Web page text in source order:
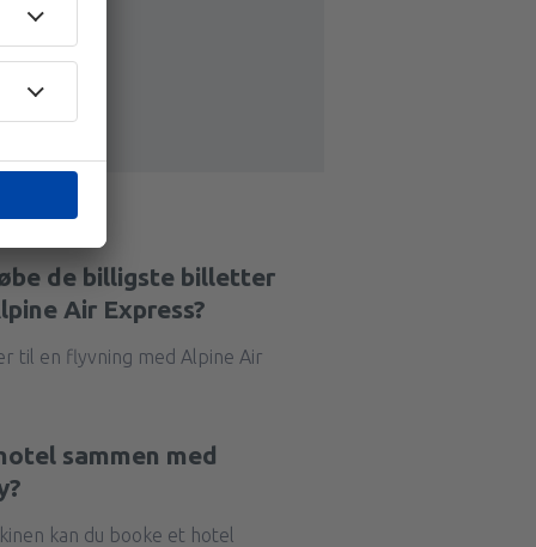
de billigste billetter
Air Express?
til en flyvning med Alpine Air
sammen med
kan du booke et hotel